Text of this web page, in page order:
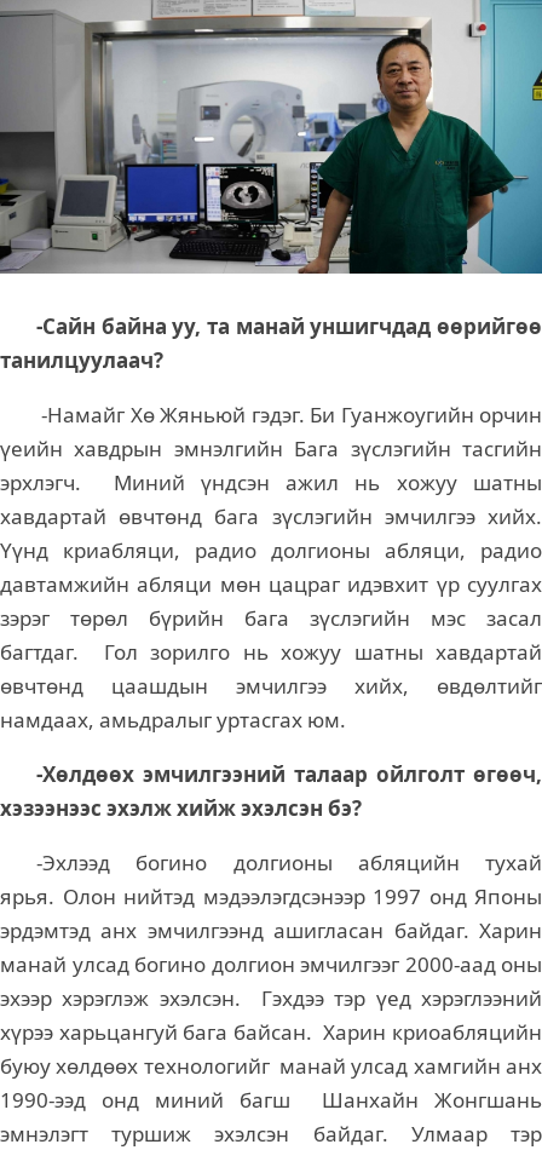
-Сайн байна уу, та манай уншигчдад өөрийгөө
танилцуулаач?
-Намайг Хө Жяньюй гэдэг. Би Гуанжоугийн орчин
үеийн хавдрын эмнэлгийн Бага зүслэгийн тасгийн
эрхлэгч. Миний үндсэн ажил нь хожуу шатны
хавдартай өвчтөнд бага зүслэгийн эмчилгээ хийх.
Үүнд криабляци, радио долгионы абляци, радио
давтамжийн абляци мөн цацраг идэвхит үр суулгах
зэрэг төрөл бүрийн бага зүслэгийн мэс засал
багтдаг. Гол зорилго нь хожуу шатны хавдартай
өвчтөнд цаашдын эмчилгээ хийх, өвдөлтийг
намдаах, амьдралыг уртасгах юм.
-Хөлдөөх эмчилгээний талаар ойлголт өгөөч,
хэзээнээс эхэлж хийж эхэлсэн бэ?
-Эхлээд богино долгионы абляцийн тухай
ярья. Олон нийтэд мэдээлэгдсэнээр 1997 онд Японы
эрдэмтэд анх эмчилгээнд ашигласан байдаг. Харин
манай улсад богино долгион эмчилгээг 2000-аад оны
эхээр хэрэглэж эхэлсэн. Гэхдээ тэр үед хэрэглээний
хүрээ харьцангуй бага байсан. Харин криоабляцийн
буюу хөлдөөх технологийг манай улсад хамгийн анх
1990-ээд онд миний багш Шанхайн Жонгшань
эмнэлэгт туршиж эхэлсэн байдаг. Улмаар тэр